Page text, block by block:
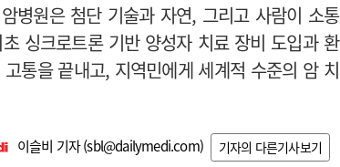
병원은 첨단 기술과 자연, 그리고 사람이 소통
싱크로트론 기반 양성자 치료 장비 도입과 환
통을 끝내고, 지역민에게 세계적 수준의 암 치
이슬비 기자 (sbl@dailymedi.com) 기자의 다른기사보기